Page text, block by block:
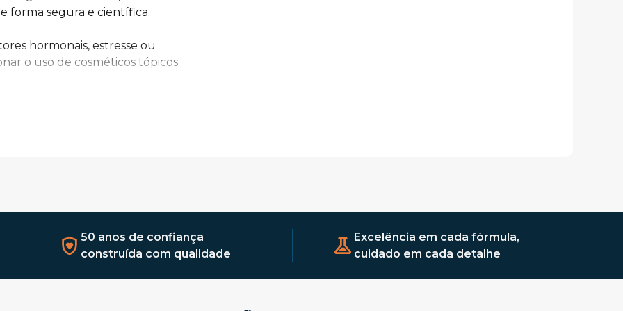
forma segura e científica.
hormonais, estresse ou
o uso de cosméticos tópicos
ou outros agentes
que variam
diário. Oferecemos
que abrange desde a
50 anos de confiança
construída com qualidade
Excelência em cada fórmula,
cuidado em cada detalhe